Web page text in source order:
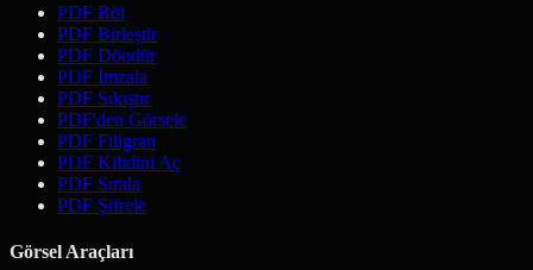
PDF Böl
PDF Birleştir
PDF Döndür
PDF İmzala
PDF Sıkıştır
PDF'den Görsele
PDF Filigran
PDF Kilidini Aç
PDF Sırala
PDF Şifrele
Görsel Araçları